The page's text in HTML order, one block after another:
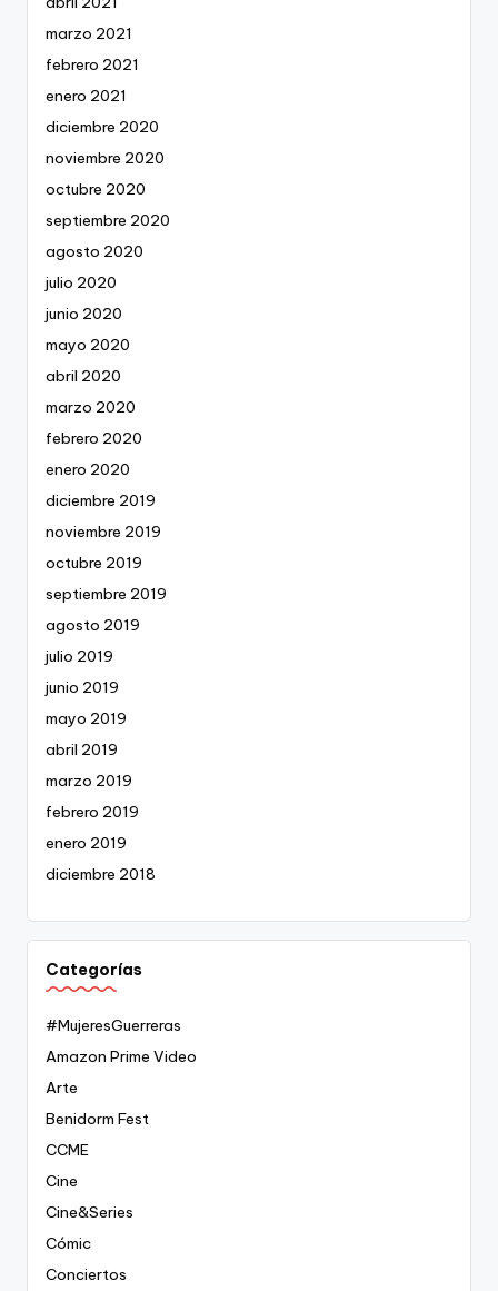
marzo 2021
febrero 2021
enero 2021
diciembre 2020
noviembre 2020
octubre 2020
septiembre 2020
agosto 2020
julio 2020
junio 2020
mayo 2020
abril 2020
marzo 2020
febrero 2020
enero 2020
diciembre 2019
noviembre 2019
octubre 2019
septiembre 2019
agosto 2019
julio 2019
junio 2019
mayo 2019
abril 2019
marzo 2019
febrero 2019
enero 2019
diciembre 2018
Categorías
#MujeresGuerreras
Amazon Prime Video
Arte
Benidorm Fest
CCME
Cine
Cine&Series
Cómic
Conciertos